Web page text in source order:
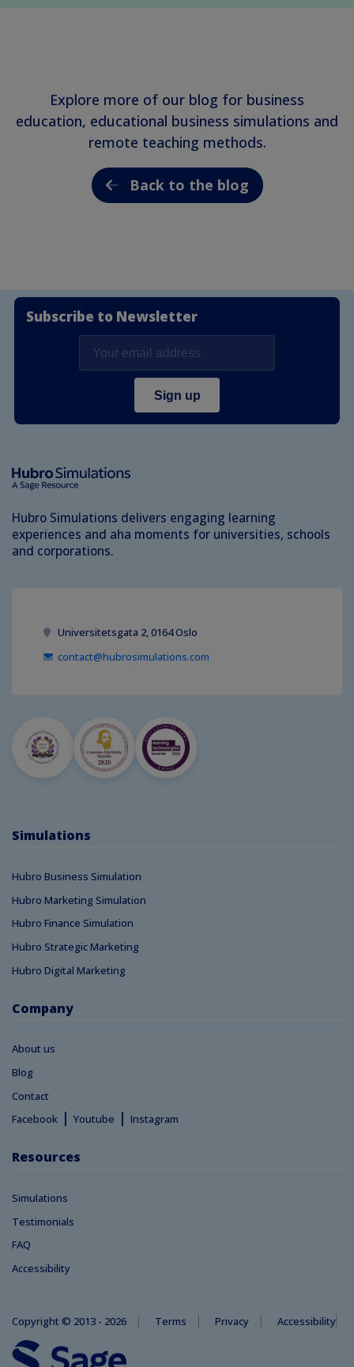
Explore more of our blog for business
education, educational business simulations and
remote teaching methods.
Back to the blog
Subscribe to Newsletter
Hubro Simulations delivers engaging learning
experiences and aha moments for universities, schools
and corporations.
Universitetsgata 2, 0164 Oslo
contact@hubrosimulations.com
Simulations
Hubro Business Simulation
Hubro Marketing Simulation
Hubro Finance Simulation
Hubro Strategic Marketing
Hubro Digital Marketing
Company
About us
Blog
Contact
Facebook | Youtube | Instagram
Resources
Simulations
Testimonials
FAQ
Accessibility
Copyright © 2013 - 2026 Terms Privacy Accessibility